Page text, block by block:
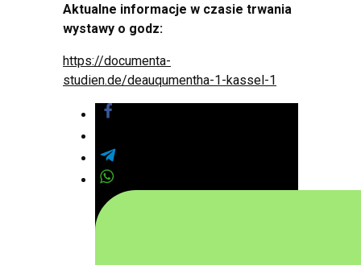
Aktualne informacje w czasie trwania
wystawy o godz:
https://documenta-
studien.de/deauqumentha-1-kassel-1